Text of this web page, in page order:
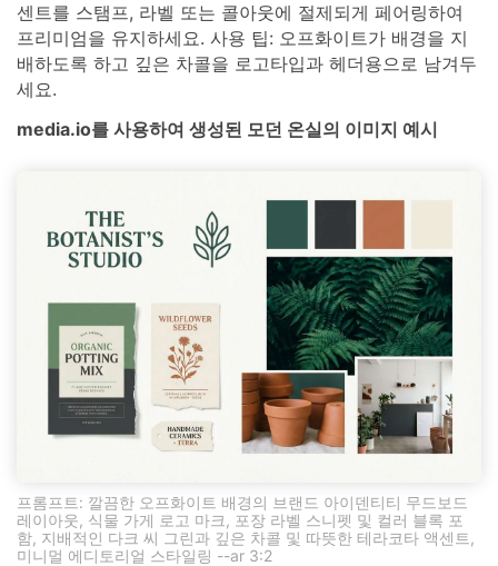
센트를 스탬프, 라벨 또는 콜아웃에 절제되게 페어링하여
프리미엄을 유지하세요. 사용 팁: 오프화이트가 배경을 지
배하도록 하고 깊은 차콜을 로고타입과 헤더용으로 남겨두
세요.
media.io를 사용하여 생성된 모던 온실의 이미지 예시
프롬프트: 깔끔한 오프화이트 배경의 브랜드 아이덴티티 무드보드
레이아웃, 식물 가게 로고 마크, 포장 라벨 스니펫 및 컬러 블록 포
함, 지배적인 다크 씨 그린과 깊은 차콜 및 따뜻한 테라코타 액센트,
미니멀 에디토리얼 스타일링 --ar 3:2